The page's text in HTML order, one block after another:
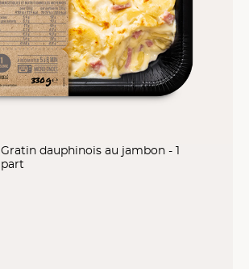
Gratin dauphinois au jambon - 1
part